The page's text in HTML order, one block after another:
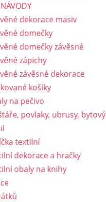
dekorace masiv
domečky
domečky závěsné
zápichy
závěsné dekorace
košíky
na pečivo
povlaky, ubrusy, bytový
textilní
dekorace a hračky
obaly na knihy